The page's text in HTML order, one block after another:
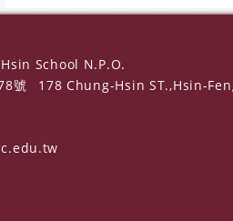
School N.P.O.
號
178 Chung-Hsin ST.,Hsin-